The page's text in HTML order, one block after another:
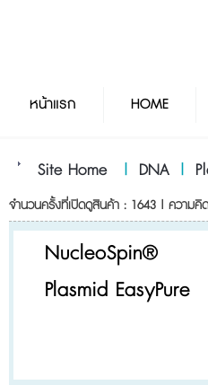
หน้าแรก HOME
Site Home | DNA |
จำนวนครั้งที่เปิดดูสินค้า : 1643 | ความคิ
NucleoSpin®
Plasmid EasyPure